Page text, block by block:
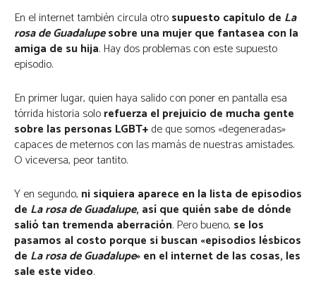
En el internet también circula otrosupuesto capítulo de La
rosa de Guadalupesobre una mujer que fantasea con la
amiga de su hija. Hay dos problemas con este supuesto
episodio.
En primer lugar, quien haya salido con poner en pantalla esa
tórrida historia solorefuerza el prejuicio de mucha gente
sobre las personas LGBT+de que somos «degeneradas»
capaces de meternos con las mamás de nuestras amistades.
O viceversa, peor tantito.
Y en segundo, ni siquiera aparece en la lista de episodios
de La rosa de Guadalupe, así que quién sabe de dónde
salió tan tremenda aberración. Pero bueno, se los
pasamos al costo porque si buscan «episodios lésbicos
de La rosa de Guadalupe» en el internet de las cosas, les
sale este video.